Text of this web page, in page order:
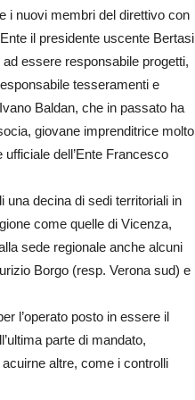
i nuovi membri del direttivo con
il presidente uscente Bertasi
essere responsabile progetti,
tesseramenti e
Baldan, che in passato ha
giovane imprenditrice molto
dell’Ente Francesco
una decina di sedi territoriali in
come quelle di Vicenza,
sede regionale anche alcuni
Borgo (resp. Verona sud) e
l’operato posto in essere il
parte di mandato,
altre, come i controlli